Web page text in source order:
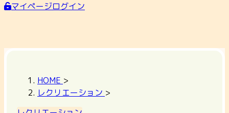
マイページログイン
HOME >
レクリエーション >